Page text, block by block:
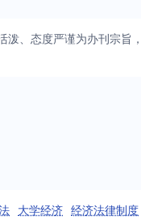
泼、态度严谨为办刊宗
大学经济 经济法律制度